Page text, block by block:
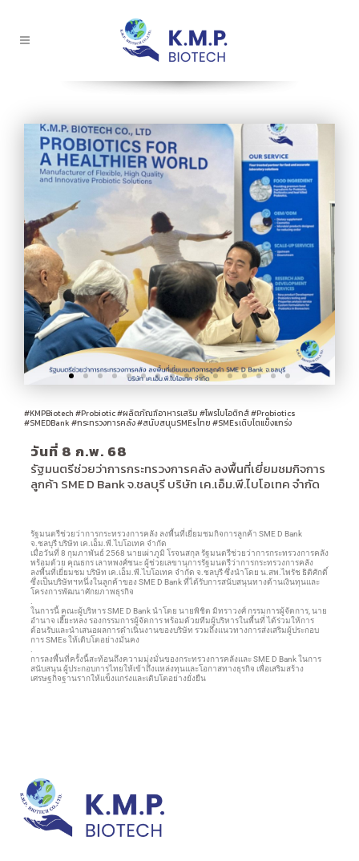
#KMPBiotech #Probiotic#ผลิตภัณฑ์อาหารเสริม #โพรไบโอติกส์ #Probiotics
#SMEDBank #กระทรวงการคลัง#สนับสนุนSMEsไทย #SMEsเติบโตแข็งแกร่ง
วันที่ 8 ก.พ. 68
รัฐมนตรีช่วยว่าการกระทรวงการคลัง ลงพื้นที่เยี่ยมชมกิจการ
ลูกค้า SME D Bank จ.ชลบุรี บริษัท เค.เอ็ม.พี.ไบโอเทค จำกัด
รัฐมนตรีช่วยว่าการกระทรวงการคลัง ลงพื้นที่เยี่ยมชมกิจการลูกค้า SME D Bank
จ.ชลบุรี บริษัท เค.เอ็ม.พี.ไบโอเทค จำกัด
เมื่อวันที่ 8 กุมภาพันธ์ 2568 นายเผ่าภูมิ โรจนสกุล รัฐมนตรีช่วยว่าการกระทรวงการคลัง
พร้อมด้วย คุณธกร เลาหพงศ์ชนะ ผู้ช่วยเลขานุการรัฐมนตรีว่าการกระทรวงการคลัง
ลงพื้นที่เยี่ยมชม บริษัท เค.เอ็ม.พี.ไบโอเทค จำกัด จ.ชลบุรี ซึ่งนำโดย น.สพ.ไพรัช ธิติศักดิ์
ซึ่งเป็นบริษัทฯหนึ่งในลูกค้าของ SME D Bank ที่ได้รับการสนับสนุนทางด้านเงินทุนและ
โครงการพัฒนาศักยภาพธุรกิจ
ในการนี้ คณะผู้บริหาร SME D Bank นำโดย นายพิชิต มิทราวงศ์ กรรมการผู้จัดการ, นาย
อำนาจ เฮี๊ยะหลง รองกรรมการผู้จัดการ พร้อมด้วยทีมผู้บริหารในพื้นที่ ได้ร่วมให้การ
ต้อนรับและนำเสนอผลการดำเนินงานของบริษัท รวมถึงแนวทางการส่งเสริมผู้ประกอบ
การ SMEs ให้เติบโตอย่างมั่นคง
การลงพื้นที่ครั้งนี้สะท้อนถึงความมุ่งมั่นของกระทรวงการคลังและ SME D Bank ในการ
สนับสนุน ผู้ประกอบการไทยให้เข้าถึงแหล่งทุนและโอกาสทางธุรกิจ เพื่อเสริมสร้าง
เศรษฐกิจฐานรากให้แข็งแกร่งและเติบโตอย่างยั่งยืน